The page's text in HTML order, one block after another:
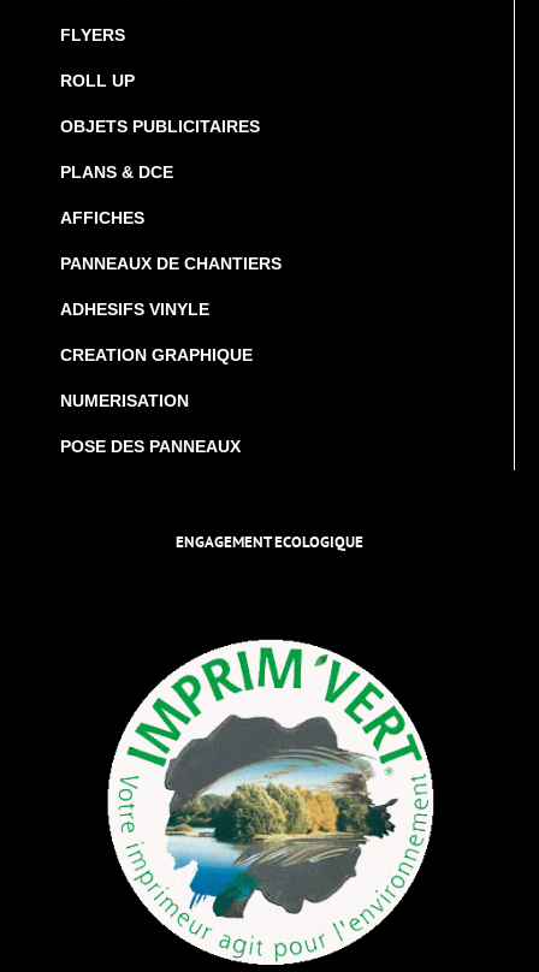
FLYERS
ROLL UP
OBJETS PUBLICITAIRES
PLANS & DCE
AFFICHES
PANNEAUX DE CHANTIERS
ADHESIFS VINYLE
CREATION GRAPHIQUE
NUMERISATION
POSE DES PANNEAUX
ENGAGEMENT ECOLOGIQUE